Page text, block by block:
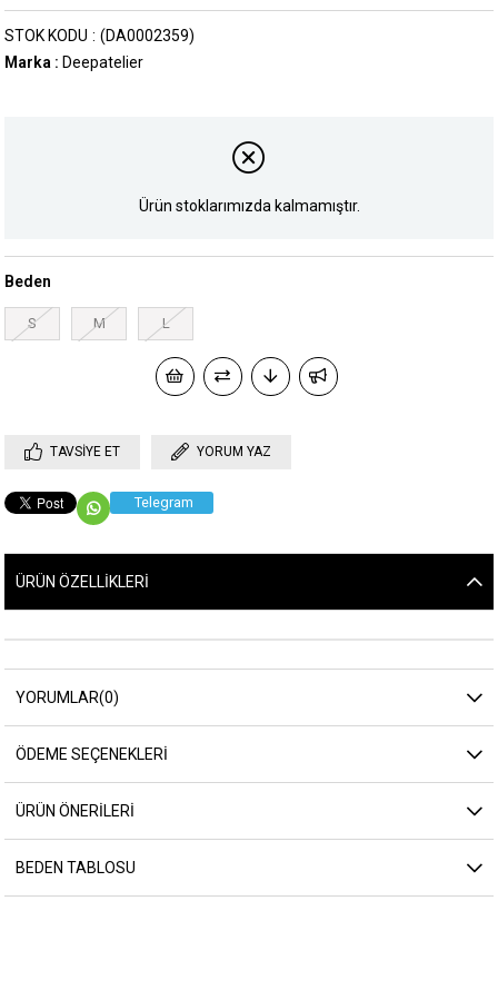
(DA0002359)
STOK KODU
Marka : Deepatelier
Ürün stoklarımızda kalmamıştır.
Beden
S M L
TAVSIYE ET YORUM YAZ
Telegram
ÜRÜN ÖZELLIKLERI
YORUMLAR(0)
ÖDEME SEÇENEKLERI
ÜRÜN ÖNERILERI
BEDEN TABLOSU